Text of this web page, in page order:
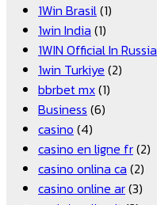
1Win Brasil(1)
1win India (1)
1WIN Official In Russia
1win Turkiye (2)
bbrbet mx(1)
Business (6)
casino (4)
casino en ligne fr(2)
casino onlina ca (2)
casino online ar(3)